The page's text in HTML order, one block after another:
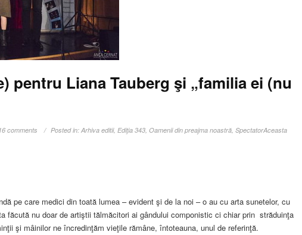
pentru Liana Tauberg şi „familia ei (nu
16 comments Posted in:Arhiva editii,Ediţia 343,Oamenii din preajma noastră,SpectatorAceasta
pe care medici din toată lumea – evident şi de la noi – o au cu arta sunetelor, cu
făcută nu doar de artiştii tălmăcitori ai gândului componistic ci chiar prin străduinţa
şi mâinilor ne încredinţăm vieţile rămâne, întoteauna, unul de referinţă.